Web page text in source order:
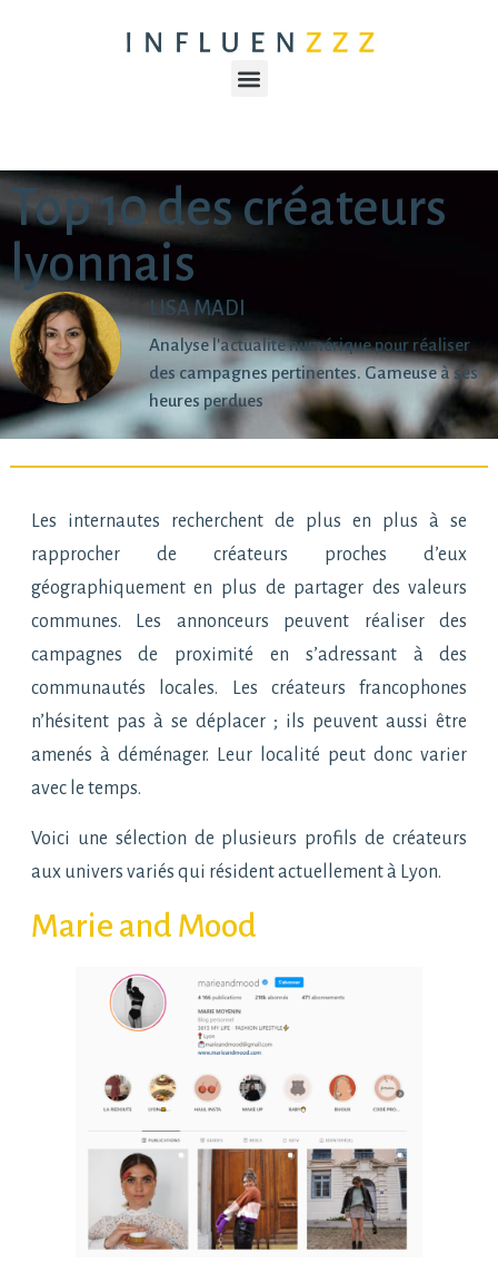
Top 10 des créateurs
lyonnais
LISA MADI
Analyse l'actualité numérique pour réaliser
des campagnes pertinentes. Gameuse à ses
heures perdues
Les internautes recherchent de plus en plus à se
rapprocher de créateurs proches d’eux
géographiquement en plus de partager des valeurs
communes. Les annonceurs peuvent réaliser des
campagnes de proximité en s’adressant à des
communautés locales. Les créateurs francophones
n’hésitent pas à se déplacer ; ils peuvent aussi être
amenés à déménager. Leur localité peut donc varier
avec le temps.
Voici une sélection de plusieurs profils de créateurs
aux univers variés qui résident actuellement à Lyon.
Marie and Mood